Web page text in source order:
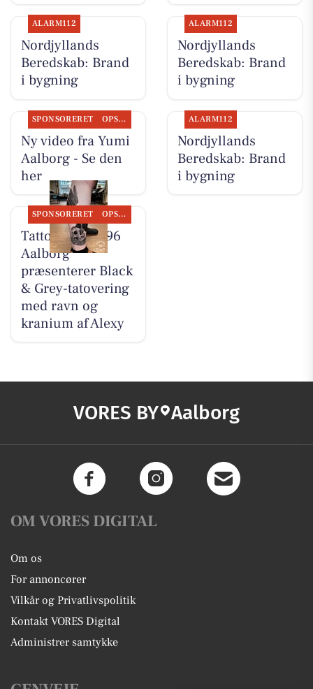
ALARM112
Nordjyllands
Beredskab: Brand
i bygning
ALARM112
Nordjyllands
Beredskab: Brand
i bygning
SPONSORERET OPSLAGSTAVLEN
Ny video fra Yumi
Aalborg - Se den
her
ALARM112
Nordjyllands
Beredskab: Brand
i bygning
SPONSORERET OPSLAGSTAVLEN
Tattoo Studio 96
Aalborg
præsenterer Black
& Grey-tatovering
med ravn og
kranium af Alexy
VORES BY Aalborg
OM VORES DIGITAL
Om os
For annoncører
Vilkår og Privatlivspolitik
Kontakt VORES Digital
Administrer samtykke